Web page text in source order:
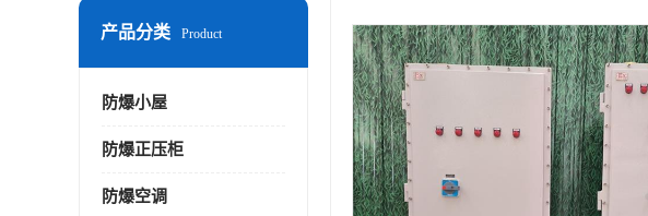
产品分类 Product
防爆小屋
防爆正压柜
防爆空调